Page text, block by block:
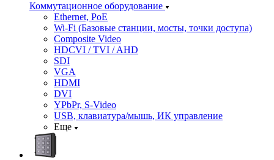
Коммутационное оборудование
Ethernet, PoE
Wi-Fi (Базовые станции, мосты, точки доступа)
Composite Video
HDCVI / TVI / AHD
SDI
VGA
HDMI
DVI
YPbPr, S-Video
USB, клавиатура/мышь, ИК управление
Еще